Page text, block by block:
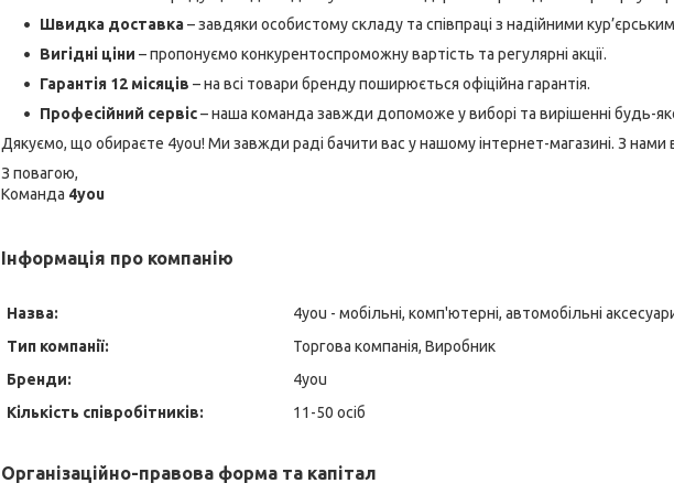
Швидка доставка– завдяки особистому складу та співпраці з надійними
Вигідні ціни – пропонуємо конкурентоспроможну вартість та регулярні акції.
Гарантія 12 місяців – на всі товари бренду поширюється офіційна гарантія.
Професійний сервіс– наша команда завжди допоможе у виборі та вирішенні будь-
Дякуємо, що обираєте 4you! Ми завжди раді бачити вас у нашому інтернет-магазині. З
З повагою,
Команда 4you
Інформація про компанію
Назва:
4you - мобільні, комп'ютерні, автомобільні
Тип компанії:
Торгова компанія, Виробник
Бренди:
4you
Кількість співробітників:
11-50 осіб
Організаційно-правова форма та капітал